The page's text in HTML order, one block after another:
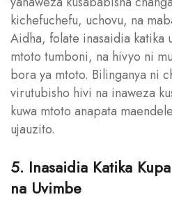
kichefuchefu, uchovu, na
Aidha, folate inasaidia katika
mtoto tumboni, na hivyo ni
bora ya mtoto. Bilinganya ni
virutubisho hivi na inaweza
kuwa mtoto anapata
ujauzito.
5. Inasaidia Katika
na Uvimbe